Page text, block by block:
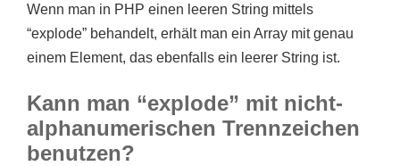
Wenn man in PHP einen leeren String mittels
“explode” behandelt, erhält man ein Array mit genau
einem Element, das ebenfalls ein leerer String ist.
Kann man “explode” mit nicht-
alphanumerischen Trennzeichen
benutzen?